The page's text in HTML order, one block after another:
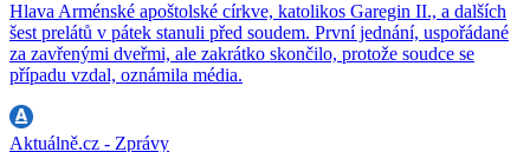
Hlava Arménské apoštolské církve, katolikos Garegin II., a dalších
šest prelátů v pátek stanuli před soudem. První jednání, uspořádané
za zavřenými dveřmi, ale zakrátko skončilo, protože soudce se
případu vzdal, oznámila média.
Aktuálně.cz - Zprávy